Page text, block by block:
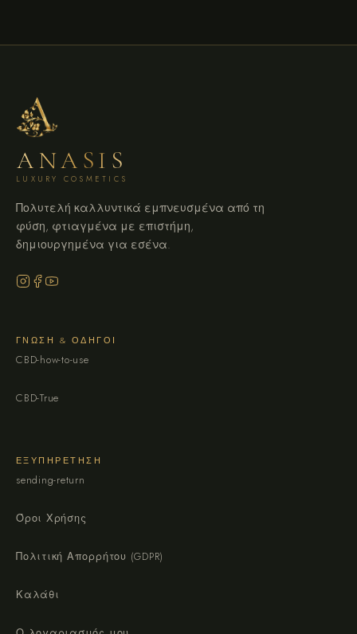
ANASIS
LUXURY COSMETICS
Πολυτελή καλλυντικά εμπνευσμένα από τη
φύση, φτιαγμένα με επιστήμη,
δημιουργημένα για εσένα.
ΓΝΏΣΗ & ΟΔΗΓΟΊ
CBD-how-to-use
CBD-True
ΕΞΥΠΗΡΈΤΗΣΗ
sending-return
Όροι Χρήσης
Πολιτική Απορρήτου (GDPR)
Καλάθι